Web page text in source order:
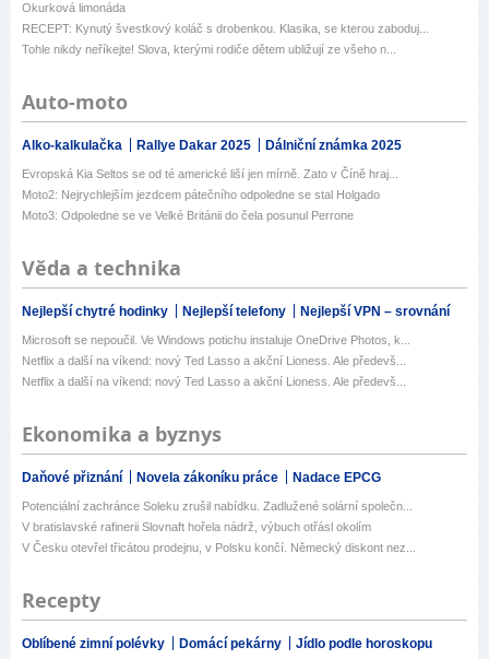
Okurková limonáda
RECEPT: Kynutý švestkový koláč s drobenkou. Klasika, se kterou zaboduj...
Tohle nikdy neříkejte! Slova, kterými rodiče dětem ubližují ze všeho n...
Auto-moto
Alko-kalkulačka Rallye Dakar 2025 Dálniční známka 2025
Evropská Kia Seltos se od té americké liší jen mírně. Zato v Číně hraj...
Moto2: Nejrychlejším jezdcem pátečního odpoledne se stal Holgado
Moto3: Odpoledne se ve Velké Británii do čela posunul Perrone
Věda a technika
Nejlepší chytré hodinky Nejlepší telefony Nejlepší VPN – srovnání
Microsoft se nepoučil. Ve Windows potichu instaluje OneDrive Photos, k...
Netflix a další na víkend: nový Ted Lasso a akční Lioness. Ale předevš...
Netflix a další na víkend: nový Ted Lasso a akční Lioness. Ale předevš...
Ekonomika a byznys
Daňové přiznání Novela zákoníku práce Nadace EPCG
Potenciální zachránce Soleku zrušil nabídku. Zadlužené solární společn...
V bratislavské rafinerii Slovnaft hořela nádrž, výbuch otřásl okolím
V Česku otevřel třicátou prodejnu, v Polsku končí. Německý diskont nez...
Recepty
Oblíbené zimní polévky Domácí pekárny Jídlo podle horoskopu